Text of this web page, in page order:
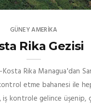
GÜNEY AMERIKA
Rika Gezisi
Rika Managua'dan
kontrol etme bahanesi ile
kontrole gelince üşenip,